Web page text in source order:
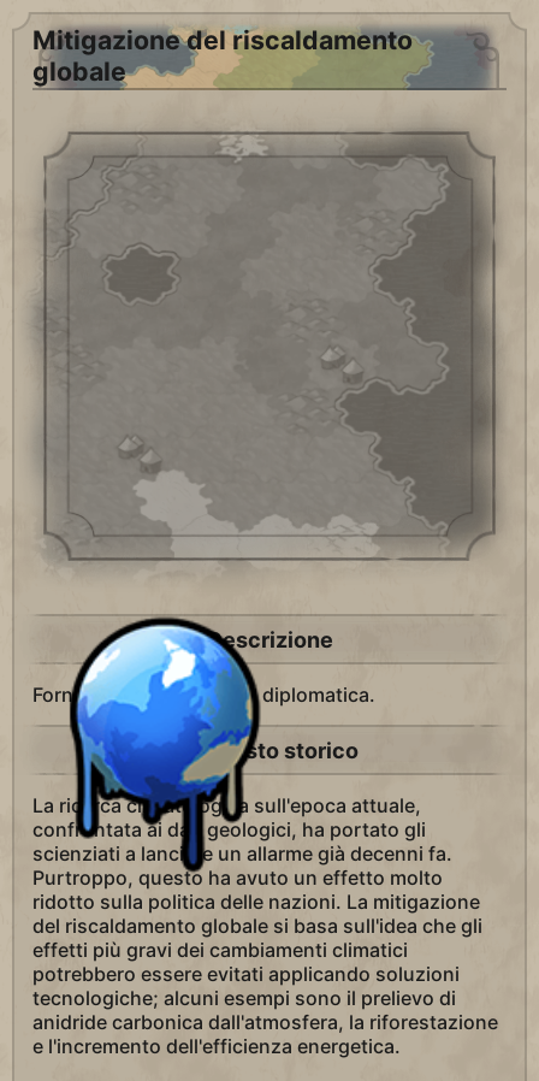
Mitigazione del riscaldamento
globale
Descrizione
Fornisce 1 punto Vittoria diplomatica.
Contesto storico
La ricerca climatologica sull'epoca attuale,
confrontata ai dati geologici, ha portato gli
scienziati a lanciare un allarme già decenni fa.
Purtroppo, questo ha avuto un effetto molto
ridotto sulla politica delle nazioni. La mitigazione
del riscaldamento globale si basa sull'idea che gli
effetti più gravi dei cambiamenti climatici
potrebbero essere evitati applicando soluzioni
tecnologiche; alcuni esempi sono il prelievo di
anidride carbonica dall'atmosfera, la riforestazione
e l'incremento dell'efficienza energetica.